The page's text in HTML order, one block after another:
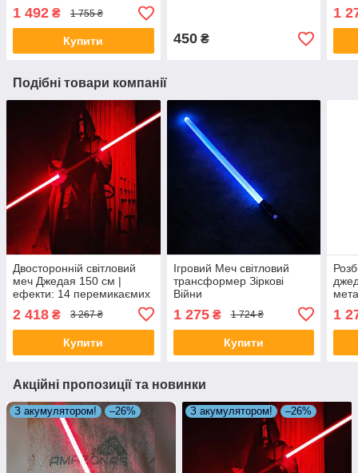
1 492 ₴ 1 755 ₴
Купити 450₴
1
Подібні товари компанії
Двосторонній світловий
меч Джедая 150 см |
ефекти: 14 перемикаємих
2 418 ₴ 3 267 ₴
Купити
Ігровий Меч світловий
трансформер Зіркові
Війни
1 275₴ 1 724 ₴
Купити
1
Акційні пропозиції та новинки
З акумулятором! –26% З акумулятором! –26%